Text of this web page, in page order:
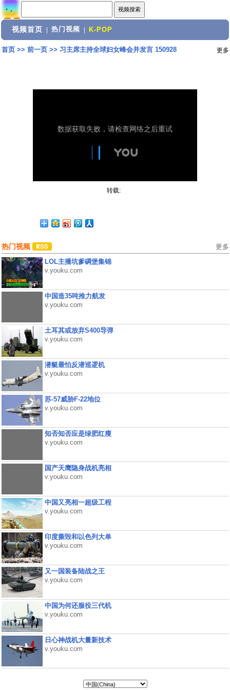
视频首页 热门视频 K-POP
首页>> 前一页>> 习主席主持全球妇女峰会并发言 150928 更多
转载:
热门视频 更多
LOL主播坑爹碉堡集锦
v.youku.com
中国造35吨推力航发
v.youku.com
土耳其或放弃S400导弹
v.youku.com
潜艇最怕反潜巡逻机
v.youku.com
苏-57威胁F-22地位
v.youku.com
知否知否应是绿肥红瘦
v.youku.com
国产天鹰隐身战机亮相
v.youku.com
中国又亮相一超级工程
v.youku.com
印度撕毁和以色列大单
v.youku.com
又一国装备陆战之王
v.youku.com
中国为何还服役三代机
v.youku.com
日心神战机大量新技术
v.youku.com